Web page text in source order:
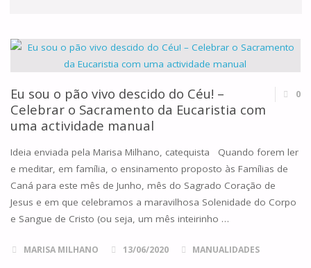
Eu sou o pão vivo descido do Céu! –
Celebrar o Sacramento da Eucaristia com
uma actividade manual
0
Ideia enviada pela Marisa Milhano, catequista Quando forem ler
e meditar, em família, o ensinamento proposto às Famílias de
Caná para este mês de Junho, mês do Sagrado Coração de
Jesus e em que celebramos a maravilhosa Solenidade do Corpo
e Sangue de Cristo (ou seja, um mês inteirinho …
MARISA MILHANO 13/06/2020 MANUALIDADES